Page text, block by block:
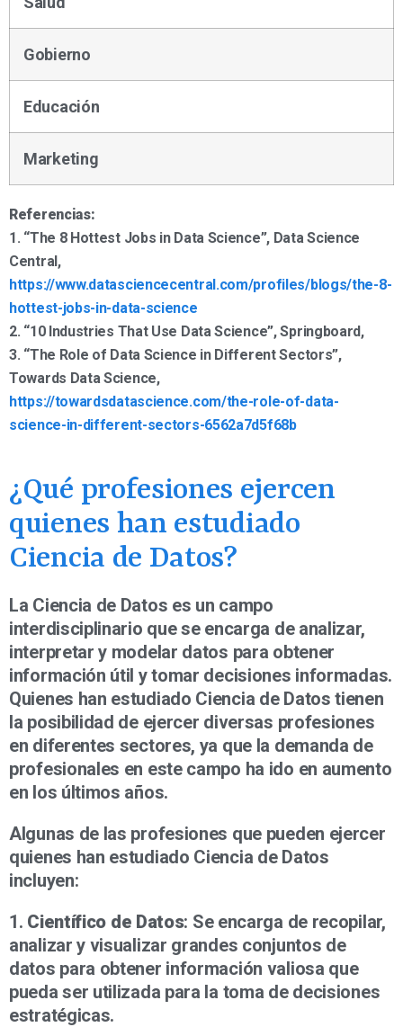
Gobierno
Educación
Marketing
Referencias:
1. “The 8 Hottest Jobs in Data Science”, Data Science
Central,
https://www.datasciencecentral.com/profiles/blogs/the-8-
hottest-jobs-in-data-science
2. “10 Industries That Use Data Science”, Springboard,
3. “The Role of Data Science in Different Sectors”,
Towards Data Science,
https://towardsdatascience.com/the-role-of-data-
science-in-different-sectors-6562a7d5f68b
¿Qué profesiones ejercen
quienes han estudiado
Ciencia de Datos?
La Ciencia de Datos es un campo
interdisciplinario que se encarga de analizar,
interpretar y modelar datos para obtener
información útil y tomar decisiones informadas.
Quienes han estudiado Ciencia de Datos tienen
la posibilidad de ejercer diversas profesiones
en diferentes sectores, ya que la demanda de
profesionales en este campo ha ido en aumento
en los últimos años.
Algunas de las profesiones que pueden ejercer
quienes han estudiado Ciencia de Datos
incluyen:
1. Científico de Datos: Se encarga de recopilar,
analizar y visualizar grandes conjuntos de
datos para obtener información valiosa que
pueda ser utilizada para la toma de decisiones
estratégicas.